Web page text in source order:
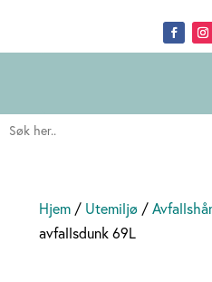
Search
for:
Hjem/ Utemiljø/
avfallsdunk 69L